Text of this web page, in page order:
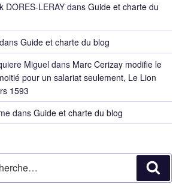
DORES-LERAYdans Guide et charte du
dans Guide et charte du blog
Miguel dans Marc Cerizay modifie le
pour un salariat seulement, Le Lion
1593
dans Guide et charte du blog